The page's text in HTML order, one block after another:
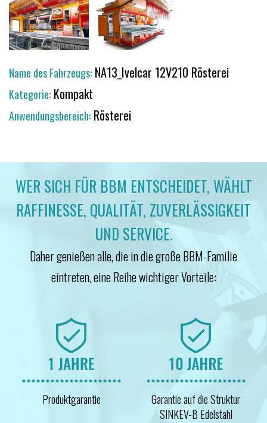
Name des Fahrzeugs: NA13_Ivelcar 12V210 Rösterei
Kategorie: Kompakt
Anwendungsbereich: Rösterei
WER SICH FÜR BBM ENTSCHEIDET, WÄHLT
RAFFINESSE, QUALITÄT, ZUVERLÄSSIGKEIT
UND SERVICE.
Daher genießen alle, die in die große BBM-Familie
eintreten, eine Reihe wichtiger Vorteile:
Produktgarantie
Garantie auf die Struktur
SINKEV-B Edelstahl